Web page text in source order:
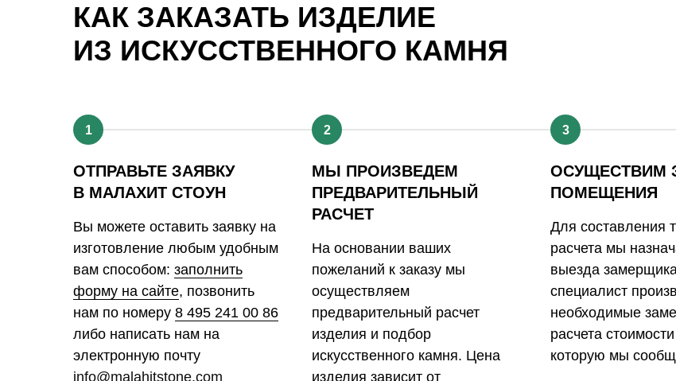
КАК ЗАКАЗАТЬ ИЗДЕЛИЕ
ИЗ ИСКУССТВЕННОГО КАМНЯ
1
ОТПРАВЬТЕ ЗАЯВКУ
В МАЛАХИТ СТОУН
Вы можете оставить заявку на
изготовление любым удобным
вам способом: заполнить
форму на сайте, позвонить
нам по номеру 8 495 241 00 86
либо написать нам на
электронную почту
info@malahitstone.com
2
МЫ ПРОИЗВЕДЕМ
ПРЕДВАРИТЕЛЬНЫЙ
РАСЧЕТ
На основании ваших
пожеланий к заказу мы
осуществляем
предварительный расчет
изделия и подбор
искусственного камня. Цена
изделия зависит от
3
ОСУЩЕСТВИМ
ПОМЕЩЕНИЯ
Для составления
расчета мы
выезда
специалист
необходимые
расчета
которую мы